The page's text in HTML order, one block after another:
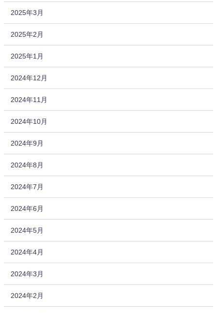
2025年3月
2025年2月
2025年1月
2024年12月
2024年11月
2024年10月
2024年9月
2024年8月
2024年7月
2024年6月
2024年5月
2024年4月
2024年3月
2024年2月